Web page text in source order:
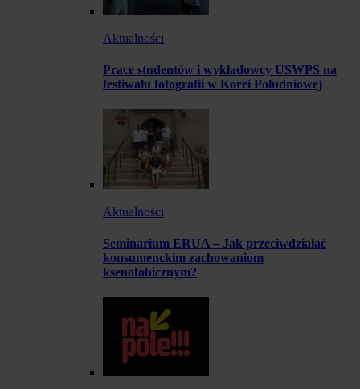
Aktualności
Prace studentów i wykładowcy USWPS na
festiwalu fotografii w Korei Południowej
Aktualności
Seminarium ERUA – Jak przeciwdziałać
konsumenckim zachowaniom
ksenofobicznym?